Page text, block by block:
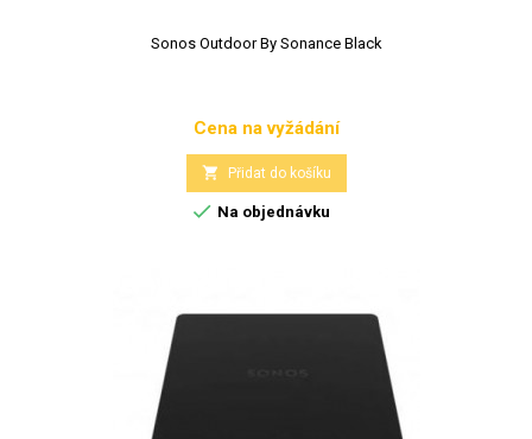
Sonos Outdoor By Sonance Black
Cena
Cena na vyžádání
 Přidat do košíku
 Na objednávku